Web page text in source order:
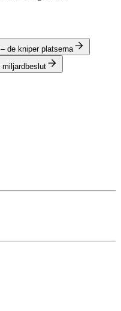
de kniper platserna
miljardbeslut